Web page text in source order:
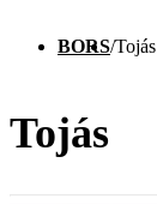
BORS/Tojás
Tojás